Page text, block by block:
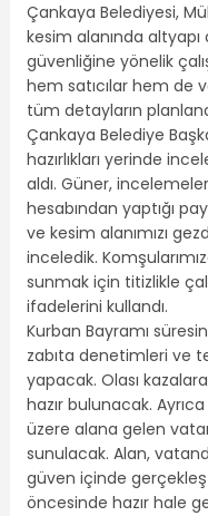
Çankaya Belediyesi,
kesim alanında
güvenliğine yönelik
hem satıcılar hem de
tüm detayların
Çankaya Belediye
hazırlıkları yerinde
aldı. Güner,
hesabından yaptığı
ve kesim alanımızı
inceledik.
sunmak için titizlikle
ifadelerini kullandı.
Kurban Bayramı
zabıta denetimleri ve
yapacak. Olası
hazır bulunacak.
üzere alana gelen
sunulacak. Alan,
güven içinde
öncesinde hazır hale